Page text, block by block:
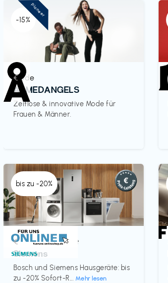
-15%
Mode
ARMEDANGELS
Zeitlose & innovative Mode für
Frauen & Männer.
€‎
Pioneer
bis zu -20%
Küche & Haushalt
Siemens
Bosch und Siemens Hausgeräte: bis
zu -20% Sofort-R... Mehr lesen
€‎